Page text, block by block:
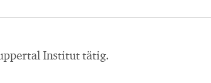
Institut tätig.